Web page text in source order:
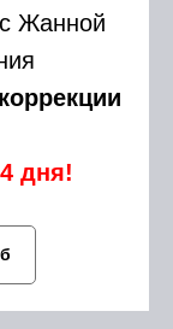
Жанной
дня!